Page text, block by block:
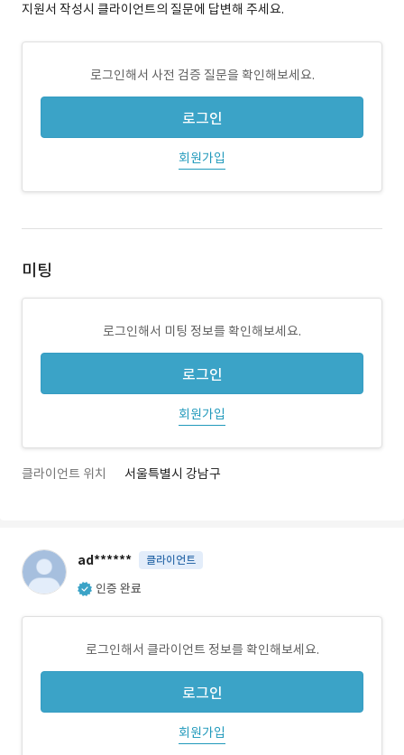
지원서 작성시 클라이언트의 질문에 답변해 주세요.
로그인해서 사전 검증 질문을 확인해보세요.
로그인
회원가입
미팅
로그인해서 미팅 정보를 확인해보세요.
로그인
회원가입
클라이언트 위치 서울특별시 강남구
ad****** 클라이언트
인증 완료
로그인해서 클라이언트 정보를 확인해보세요.
로그인
회원가입